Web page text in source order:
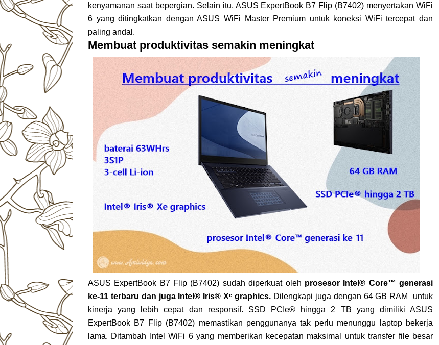
kenyamanan saat bepergian. Selain itu, ASUS ExpertBook B7 Flip (B7402) menyertakan WiFi
6 yang ditingkatkan dengan ASUS WiFi Master Premium untuk koneksi WiFi tercepat dan
paling andal.
Membuat produktivitas semakin meningkat
ASUS ExpertBook B7 Flip (B7402) sudah diperkuat oleh prosesor Intel® Core™ generasi
ke-11 terbaru dan juga Intel® Iris® Xᵉ graphics. Dilengkapi juga dengan 64 GB RAM untuk
kinerja yang lebih cepat dan responsif. SSD PCIe® hingga 2 TB yang dimiliki ASUS
ExpertBook B7 Flip (B7402) memastikan penggunanya tak perlu menunggu laptop bekerja
lama. Ditambah Intel WiFi 6 yang memberikan kecepatan maksimal untuk transfer file besar